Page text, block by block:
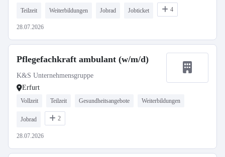
Teilzeit Weiterbildungen Jobrad Jobticket 4
28.07.2026
Pflegefachkraft ambulant (w/m/d)
K&S Unternehmensgruppe
Erfurt
Vollzeit Teilzeit Gesundheitsangebote Weiterbildungen
Jobrad 2
28.07.2026